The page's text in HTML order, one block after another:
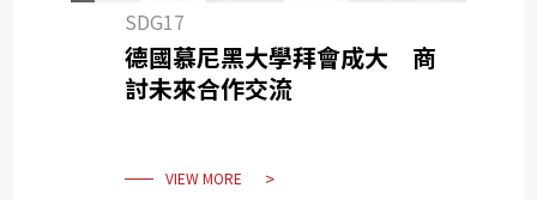
SDG17
德國慕尼黑大學拜會成大 商
討未來合作交流
VIEW MORE